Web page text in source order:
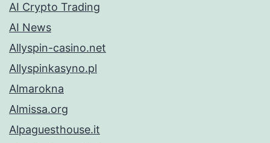
AI Crypto Trading
AI News
Allyspin-casino.net
Allyspinkasyno.pl
Almarokna
Almissa.org
Alpaguesthouse.it